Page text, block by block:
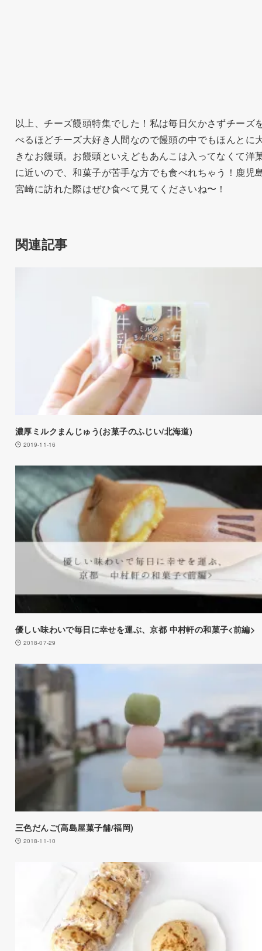
以上、チーズ饅頭特集でした！私は毎日欠かさずチーズ
べるほどチーズ大好き人間なので饅頭の中でもほんとに
きなお饅頭。お饅頭といえどもあんこは入ってなくて洋
に近いので、和菓子が苦手な方でも食べれちゃう！鹿児
宮崎に訪れた際はぜひ食べて見てくださいね〜！
関連記事
濃厚ミルクまんじゅう(お菓子のふじい/北海道)
2019-11-16
優しい味わいで毎日に幸せを運ぶ、京都 中村軒の和菓子<前編>
2018-07-29
三色だんご(高島屋菓子舗/福岡)
2018-11-10